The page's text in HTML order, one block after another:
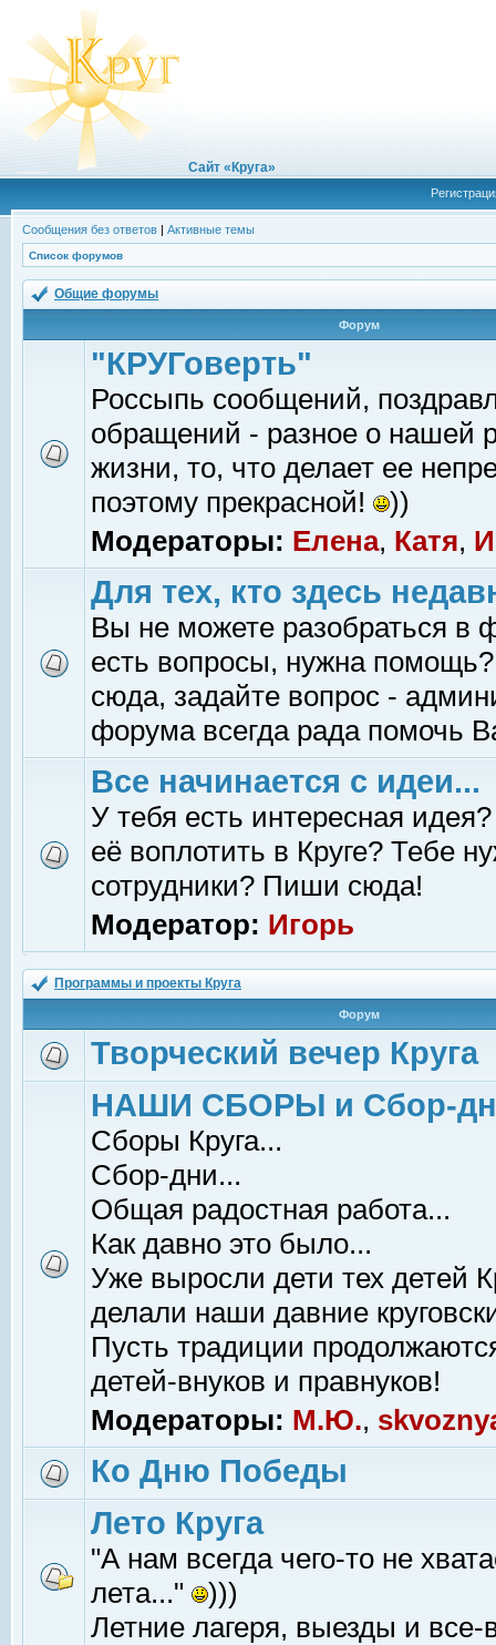
Сайт «Круга»
Сообщения без ответов | Активные темы
Список форумов
Общие форумы
Форум
"КРУГоверть"
Россыпь сообщений,
обращений - разное о нашей
жизни, то, что делает ее
поэтому прекрасной!
))
Модераторы: Елена, Катя,
Для тех, кто здесь
Вы не можете разобраться в
есть вопросы, нужна помощь?
сюда, задайте вопрос -
форума всегда рада помочь
Все начинается с идеи...
У тебя есть интересная
её воплотить в Круге? Тебе
сотрудники? Пиши сюда!
Модератор: Игорь
Программы и проекты Круга
Форум
Творческий вечер Круга
НАШИ СБОРЫ и Сбор-
Сборы Круга...
Сбор-дни...
Общая радостная работа...
Как давно это было...
Уже выросли дети тех детей
делали наши давние
Пусть традиции
детей-внуков и правнуков!
Модераторы: М.Ю.,
Ко Дню Победы
Лето Круга
"А нам всегда чего-то не
лета..."
)))
Летние лагеря, выезды и все-